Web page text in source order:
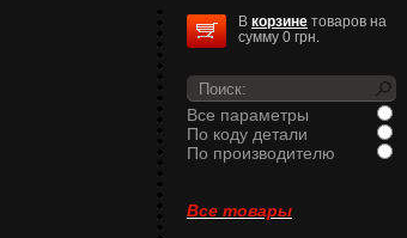
В корзине товаров на
сумму 0 грн.
Все параметры
По коду детали
По производителю
Все товары